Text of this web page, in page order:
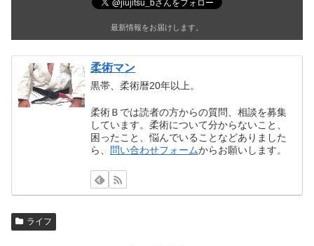
最新情報をお届けします。
柔術マン
黒帯、柔術暦20年以上。
柔術Ｂでは読者の方からの質問、相談を募集
しています。柔術について分からないこと、
困ったこと、悩んでいることなどありました
ら、
問い合わせフォームからお願いします。
ライフ